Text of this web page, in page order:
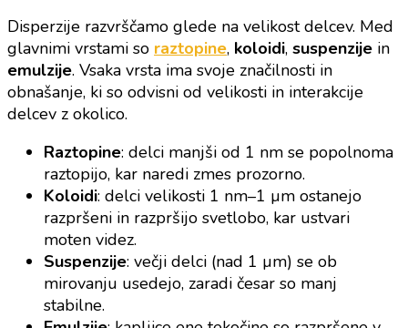
Disperzije razvrščamo glede na velikost delcev. Med
glavnimi vrstami so raztopine, koloidi, suspenzije in
emulzije. Vsaka vrsta ima svoje značilnosti in
obnašanje, ki so odvisni od velikosti in interakcije
delcev z okolico.
Raztopine: delci manjši od 1 nm se popolnoma
raztopijo, kar naredi zmes prozorno.
Koloidi: delci velikosti 1 nm–1 µm ostanejo
razpršeni in razpršijo svetlobo, kar ustvari
moten videz.
Suspenzije: večji delci (nad 1 µm) se ob
mirovanju usedejo, zaradi česar so manj
stabilne.